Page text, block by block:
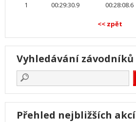
1
00:29:30.9 00:28:08.6
<< zpět
Vyhledávání závodníků
Přehled nejbližších akcí